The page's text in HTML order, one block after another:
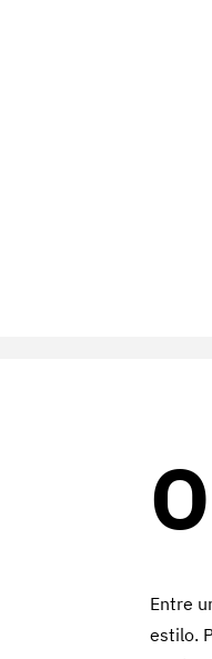
O
Entre
estilo.